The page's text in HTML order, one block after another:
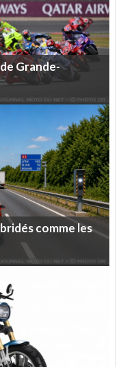
deGrande-
bridéscommeles